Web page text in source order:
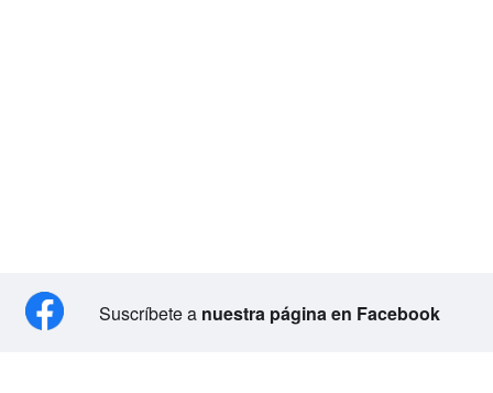
Suscríbete a nuestra página en Facebook